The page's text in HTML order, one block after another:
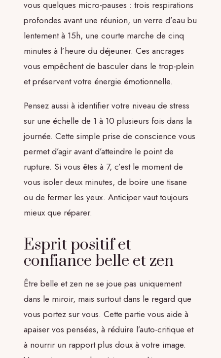
vous quelques micro-pauses : trois respirations
profondes avant une réunion, un verre d’eau bu
lentement à 15h, une courte marche de cinq
minutes à l’heure du déjeuner. Ces ancrages
vous empêchent de basculer dans le trop-plein
et préservent votre énergie émotionnelle.
Pensez aussi à identifier votre niveau de stress
sur une échelle de 1 à 10 plusieurs fois dans la
journée. Cette simple prise de conscience vous
permet d’agir avant d’atteindre le point de
rupture. Si vous êtes à 7, c’est le moment de
vous isoler deux minutes, de boire une tisane
ou de fermer les yeux. Anticiper vaut toujours
mieux que réparer.
Esprit positif et
confiance belle et zen
Être belle et zen ne se joue pas uniquement
dans le miroir, mais surtout dans le regard que
vous portez sur vous. Cette partie vous aide à
apaiser vos pensées, à réduire l’auto-critique et
à nourrir un rapport plus doux à votre image.